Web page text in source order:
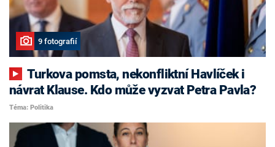
9 fotografií
Turkova pomsta, nekonfliktní Havlíček i
návrat Klause. Kdo může vyzvat Petra Pavla?
Téma: Politika